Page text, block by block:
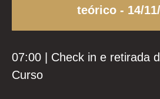
teórico - 14/
07:00 | Check in e retirada
Curso